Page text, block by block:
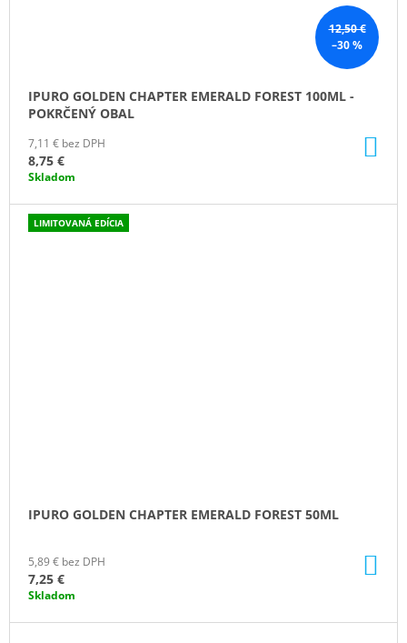
12,50 €
–30 %
IPURO GOLDEN CHAPTER EMERALD FOREST 100ML -
POKRČENÝ OBAL
7,11 € bez DPH
8,75 €
Skladom
LIMITOVANÁ EDÍCIA
IPURO GOLDEN CHAPTER EMERALD FOREST 50ML
5,89 € bez DPH
7,25 €
Skladom